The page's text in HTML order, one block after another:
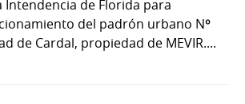
Intendencia de Florida para
del padrón urbano Nº
de Cardal, propiedad de MEVIR....